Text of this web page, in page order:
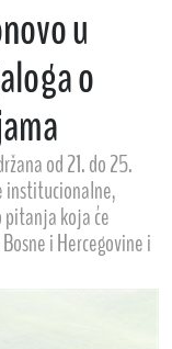
u
o
od 21. do 25.
institucionalne,
pitanja koja će
i Hercegovine i